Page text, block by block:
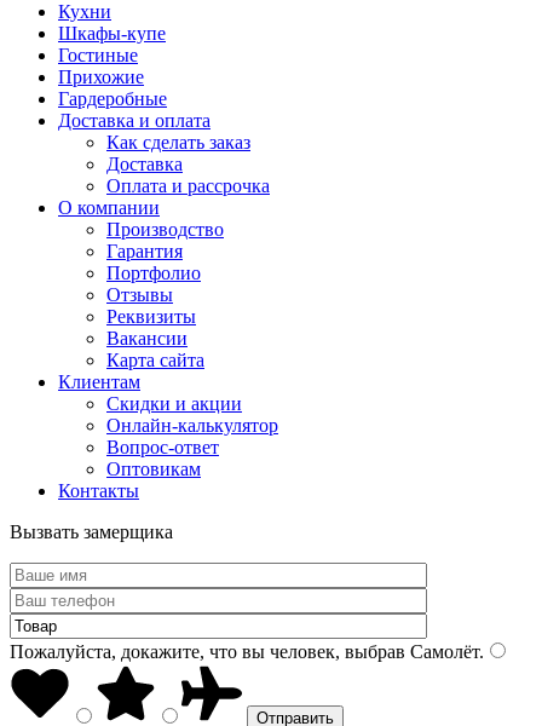
Кухни
Шкафы-купе
Гостиные
Прихожие
Гардеробные
Доставка и оплата
Как сделать заказ
Доставка
Оплата и рассрочка
О компании
Производство
Гарантия
Портфолио
Отзывы
Реквизиты
Вакансии
Карта сайта
Клиентам
Скидки и акции
Онлайн-калькулятор
Вопрос-ответ
Оптовикам
Контакты
Вызвать замерщика
Пожалуйста, докажите, что вы человек, выбрав Самолёт.